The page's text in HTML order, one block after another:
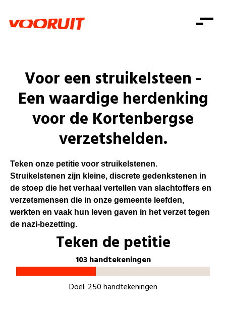
Zorg
Gelijke kansen
Welzijn
Consumentenbescherming
Pensioenen
Kinderen en jongeren
Onze mensen
Standpunten
Vacatures
Doe mee
Doe mee
Word lid
Mis niets
Shop
Zoeken
Login
Doe mee
Voor een struikelsteen -
Een waardige herdenking
voor de Kortenbergse
verzetshelden.
Teken onze petitie voor struikelstenen.
Struikelstenen zijn kleine, discrete gedenkstenen in
de stoep die het verhaal vertellen van slachtoffers en
verzetsmensen die in onze gemeente leefden,
werkten en vaak hun leven gaven in het verzet tegen
de nazi-bezetting.
Teken de petitie
103 handtekeningen
Doel: 250 handtekeningen